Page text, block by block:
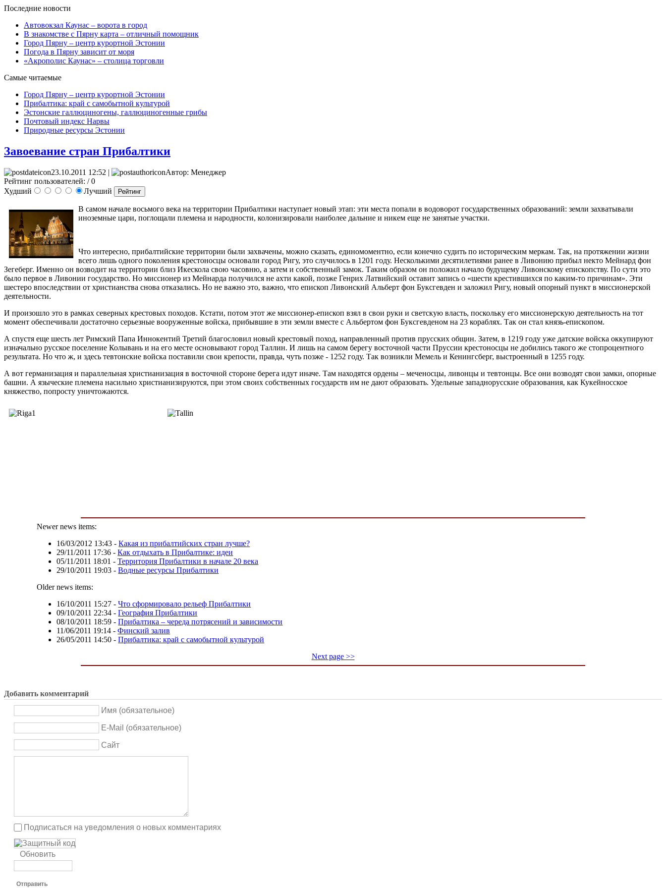
Последние новости
Автовокзал Каунас – ворота в город
В знакомстве с Пярну карта – отличный помощник
Город Пярну – центр курортной Эстонии
Погода в Пярну зависит от моря
«Акрополис Каунас» – столица торговли
Самые читаемые
Город Пярну – центр курортной Эстонии
Прибалтика: край с самобытной культурой
Эстонские галлюциногены, галлюциногенные грибы
Почтовый индекс Нарвы
Природные ресурсы Эстонии
Завоевание стран Прибалтики
23.10.2011 12:52 |
Автор: Менеджер
Рейтинг пользователей: / 0
Худший
Лучший
В самом начале восьмого века на территории Прибалтики наступает новый этап: эти места попали в водоворот государственных образований: земли захватывали
иноземные цари, поглощали племена и народности, колонизировали наиболее дальние и никем еще не занятые участки.
Что интересно, прибалтийские территории были захвачены, можно сказать, единомоментно, если конечно судить по историческим меркам. Так, на протяжении жизни
всего лишь одного поколения крестоносцы основали город Ригу, это случилось в 1201 году. Несколькими десятилетиями ранее в Ливонию прибыл некто Мейнард фон
Зегеберг. Именно он возводит на территории близ Икескола свою часовню, а затем и собственный замок. Таким образом он положил начало будущему Ливонскому епископству. По сути это
было первое в Ливонии государство. Но миссионер из Мейнарда получился не ахти какой, позже Генрих Латвийский оставит запись о «шести крестившихся по каким-то причинам». Эти
шестеро впоследствии от христианства снова отказались. Но не важно это, важно, что епископ Ливонский Альберт фон Буксгевден и заложил Ригу, новый опорный пункт в миссионерской
деятельности.
И произошло это в рамках северных крестовых походов. Кстати, потом этот же миссионер-епископ взял в свои руки и светскую власть, поскольку его миссионерскую деятельность на тот
момент обеспечивали достаточно серьезные вооруженные войска, прибывшие в эти земли вместе с Альбертом фон Буксгевденом на 23 кораблях. Так он стал князь-епископом.
А спустя еще шесть лет Римский Папа Иннокентий Третий благословил новый крестовый поход, направленный против прусских общин. Затем, в 1219 году уже датские войска оккупируют
изначально русское поселение Колывань и на его месте основывают город Таллин. И лишь на самом берегу восточной части Пруссии крестоносцы не добились такого же стопроцентного
результата. Но что ж, и здесь тевтонские войска поставили свои крепости, правда, чуть позже - 1252 году. Так возникли Мемель и Кенингсберг, выстроенный в 1255 году.
А вот германизация и параллельная христианизация в восточной стороне берега идут иначе. Там находятся ордены – меченосцы, ливонцы и тевтонцы. Все они возводят свои замки, опорные
башни. А языческие племена насильно христианизируются, при этом своих собственных государств им не дают образовать. Удельные западнорусские образования, как Кукейносское
княжество, попросту уничтожаются.
Newer news items:
16/03/2012 13:43 -Какая из прибалтийских стран лучше?
29/11/2011 17:36 -Как отдыхать в Прибалтике: идеи
05/11/2011 18:01 -Территория Прибалтики в начале 20 века
29/10/2011 19:03 -Водные ресурсы Прибалтики
Older news items:
16/10/2011 15:27 -Что сформировало рельеф Прибалтики
09/10/2011 22:34 -География Прибалтики
08/10/2011 18:59 -Прибалтика – череда потрясений и зависимости
11/06/2011 19:14 -Финский залив
26/05/2011 14:50 -Прибалтика: край с самобытной культурой
Next page >>
Добавить комментарий
Имя (обязательное)
E-Mail (обязательное)
Сайт
Подписаться на уведомления о новых комментариях
Обновить
Отправить